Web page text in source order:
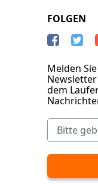
FOLGEN
Melden
dem